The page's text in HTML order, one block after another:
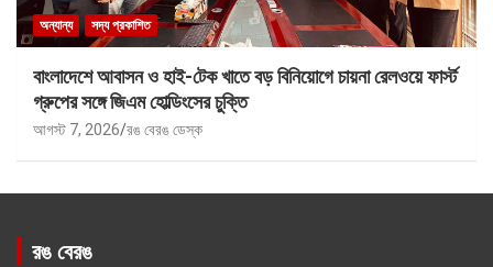
অন্যান্য সদ্য প্রকাশিত
বাংলাদেশে আবাসন ও হাই-টেক খাতে বড় বিনিয়োগে চায়না রেলওয়ে ফার্স্ট
গ্রুপের সঙ্গে জিএম হোল্ডিংসের চুক্তি
আগস্ট 7, 2026 রঙ বেরঙ ডেস্ক
রঙ বেরঙ